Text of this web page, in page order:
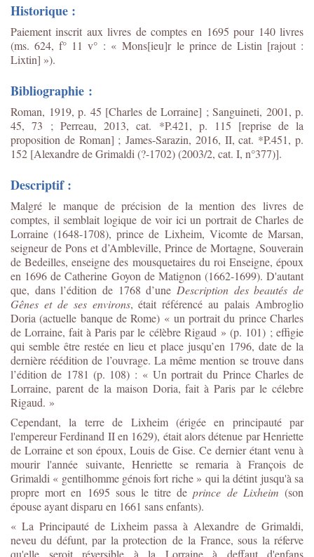
Historique :
Paiement inscrit aux livres de comptes en 1695 pour 140 livres
(ms. 624, f° 11 v° : « Mons[ieu]r le prince de Listin [rajout :
Lixtin] »).
Bibliographie :
Roman, 1919, p. 45 [Charles de Lorraine] ; Sanguineti, 2001, p.
45, 73 ; Perreau, 2013, cat. *P.421, p. 115 [reprise de la
proposition de Roman] ;James-Sarazin, 2016, II, cat. *P.451, p.
152 [Alexandre de Grimaldi (?-1702) (2003/2, cat. I, n°377)].
Descriptif :
Malgré le manque de précision de la mention des livres de
comptes, il semblait logique de voir ici un portrait de Charles de
Lorraine (1648-1708), prince de Lixheim, Vicomte de Marsan,
seigneur de Pons et d’Ambleville, Prince de Mortagne, Souverain
de Bedeilles, enseigne des mousquetaires du roi Enseigne, époux
en 1696 de Catherine Goyon de Matignon (1662-1699). D'autant
que, dans l’édition de 1768 d’une Description des beautés de
Gênes et de ses environs, était référencé au palais Ambroglio
Doria (actuelle banque de Rome) « un portrait du prince Charles
de Lorraine, fait à Paris par le célèbre Rigaud » (p. 101) ; effigie
qui semble être restée en lieu et place jusqu’en 1796, date de la
dernière réédition de l’ouvrage. La même mention se trouve dans
l’édition de 1781 (p. 108) : « Un portrait du Prince Charles de
Lorraine, parent de la maison Doria, fait à Paris par le célebre
Rigaud. »
Cependant, la terre de Lixheim (érigée en principauté par
l'empereur Ferdinand II en 1629), était alors détenue par Henriette
de Lorraine et son époux, Louis de Gise. Ce dernier étant venu à
mourir l'année suivante, Henriette se remaria à François de
Grimaldi « gentilhomme génois fort riche » qui la détint jusqu'à sa
propre mort en 1695 sous le titre deprince de Lixheim (son
épouse ayant disparu en 1661 sans enfants).
« La Principauté de Lixheim passa à Alexandre de Grimaldi,
neveu du défunt, par la protection de la France, sous la réferve
qu'elle seroit réversible à la Lorraine à deffaut d'enfans